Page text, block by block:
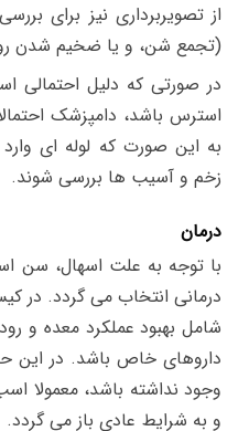
از تصویربرداری نیز برای
(تجمع شن، و یا ضخیم شدن
در صورتی که دلیل احتمالی
استرس باشد، دامپزشک
به این صورت که لوله ای
زخم و آسیب ها بررسی شوند.
درمان
با توجه به علت اسهال،
درمانی انتخاب می گردد.
شامل بهبود عملکرد معده و
داروهای خاص باشد. در این
وجود نداشته باشد، معمولا
و به شرایط عادی باز می